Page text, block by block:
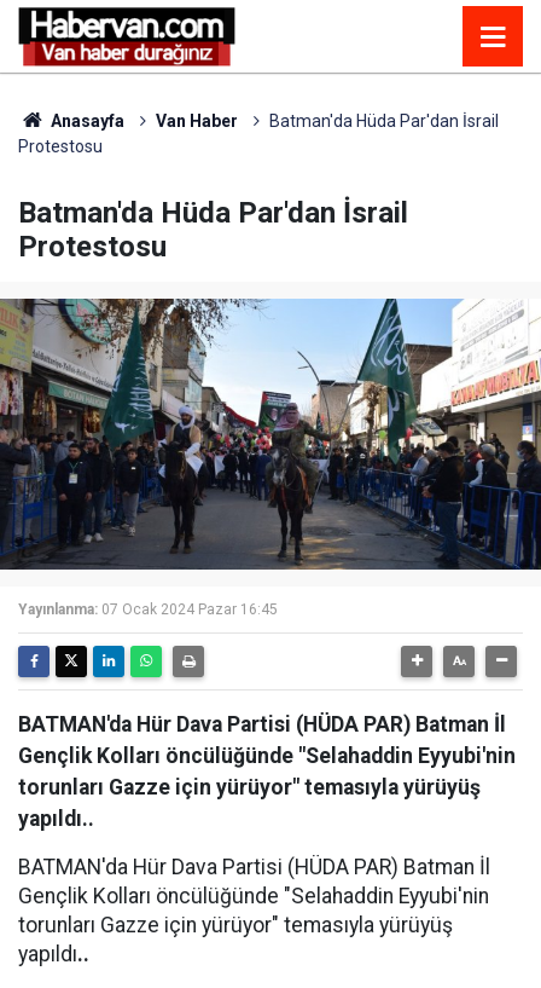
Anasayfa Van Haber
Batman'da Hüda Par'dan İsrail
Protestosu
Batman'da Hüda Par'dan İsrail
Protestosu
Yayınlanma: 07 Ocak 2024 Pazar 16:45
BATMAN'da Hür Dava Partisi (HÜDA PAR) Batman İl
Gençlik Kolları öncülüğünde "Selahaddin Eyyubi'nin
torunları Gazze için yürüyor" temasıyla yürüyüş
yapıldı..
BATMAN'da Hür Dava Partisi (HÜDA PAR) Batman İl
Gençlik Kolları öncülüğünde "Selahaddin Eyyubi'nin
torunları Gazze için yürüyor" temasıyla yürüyüş
yapıldı..